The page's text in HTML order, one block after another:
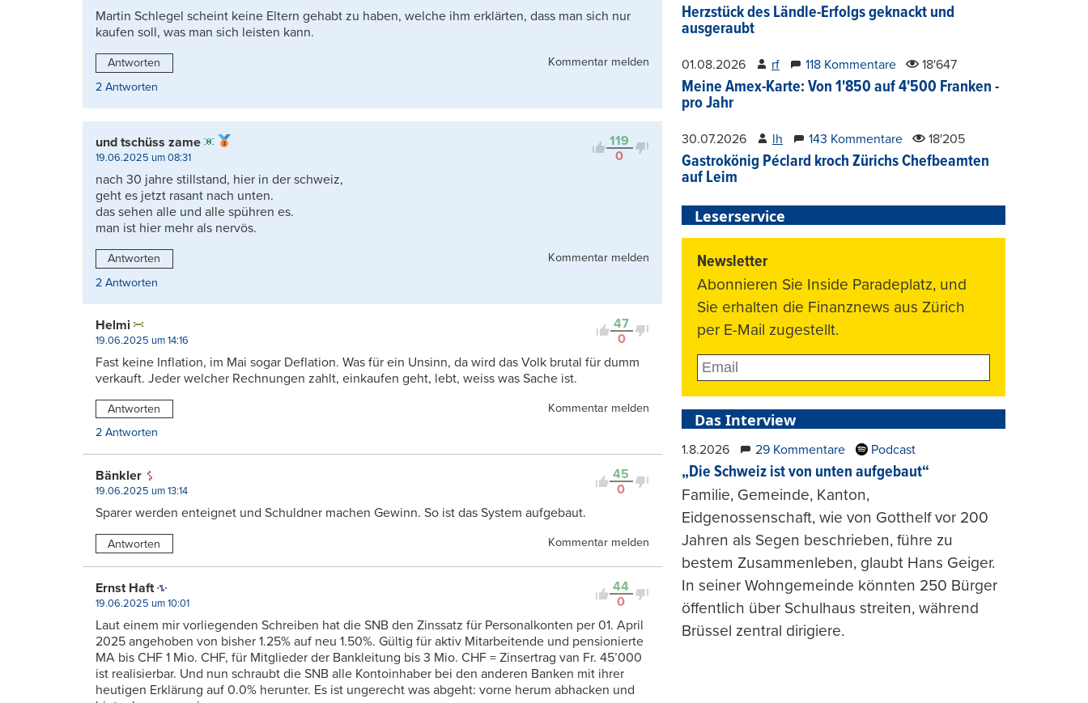
Martin Schlegel scheint keine Eltern gehabt zu haben, welche ihm erklärten, dass man sich nur
kaufen soll, was man sich leisten kann.
Antworten
Kommentar melden
2 Antworten
119
0
und tschüss zame
19.06.2025 um 08:31
nach 30 jahre stillstand, hier in der schweiz,
geht es jetzt rasant nach unten.
das sehen alle und alle spühren es.
man ist hier mehr als nervös.
Antworten
Kommentar melden
2 Antworten
47
0
Helmi
19.06.2025 um 14:16
Fast keine Inflation, im Mai sogar Deflation. Was für ein Unsinn, da wird das Volk brutal für dumm
verkauft. Jeder welcher Rechnungen zahlt, einkaufen geht, lebt, weiss was Sache ist.
Antworten
Kommentar melden
2 Antworten
45
0
Bänkler
19.06.2025 um 13:14
Sparer werden enteignet und Schuldner machen Gewinn. So ist das System aufgebaut.
Antworten Kommentar melden
44
0
Ernst Haft
19.06.2025 um 10:01
Laut einem mir vorliegenden Schreiben hat die SNB den Zinssatz für Personalkonten per 01. April
2025 angehoben von bisher 1.25% auf neu 1.50%. Gültig für aktiv Mitarbeitende und pensionierte
MA bis CHF 1 Mio. CHF, für Mitglieder der Bankleitung bis 3 Mio. CHF = Zinsertrag van Fr. 45’000
ist realisierbar. Und nun schraubt die SNB alle Kontoinhaber bei den anderen Banken mit ihrer
heutigen Erklärung auf 0.0% herunter. Es ist ungerecht was abgeht: vorne herum abhacken und
Herzstück des Ländle-Erfolgs geknackt und
ausgeraubt
01.08.2026 rf 118 Kommentare 18'647
Meine Amex-Karte: Von 1'850 auf 4'500 Franken -
pro Jahr
30.07.2026 lh 143 Kommentare 18'205
Gastrokönig Péclard kroch Zürichs Chefbeamten
auf Leim
Leserservice
Newsletter
Abonnieren Sie Inside Paradeplatz, und
Sie erhalten die Finanznews aus Zürich
per E-Mail zugestellt.
Das Interview
1.8.2026 29 Kommentare Podcast
„Die Schweiz ist von unten aufgebaut“
Familie, Gemeinde, Kanton,
Eidgenossenschaft, wie von Gotthelf vor 200
Jahren als Segen beschrieben, führe zu
bestem Zusammenleben, glaubt Hans Geiger.
In seiner Wohngemeinde könnten 250 Bürger
öffentlich über Schulhaus streiten, während
Brüssel zentral dirigiere.